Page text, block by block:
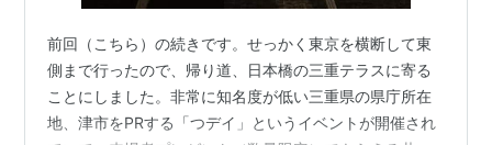
前回（こちら）の続きです。せっかく東京を横断して東
側まで行ったので、帰り道、日本橋の三重テラスに寄る
ことにしました。非常に知名度が低い三重県の県庁所在
地、津市をPRする「つデイ」というイベントが開催され